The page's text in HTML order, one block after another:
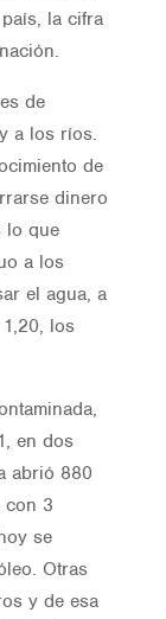
la cifra
de
a los ríos.
de
dinero
lo que
a los
el agua, a
los
en dos
abrió 880
con 3
se
Otras
y de esa